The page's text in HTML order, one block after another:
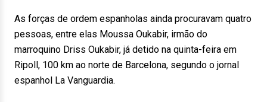
As forças de ordem espanholas ainda procuravam quatro
pessoas, entre elas Moussa Oukabir, irmão do
marroquino Driss Oukabir, já detido na quinta-feira em
Ripoll, 100 km ao norte de Barcelona, segundo o jornal
espanhol La Vanguardia.